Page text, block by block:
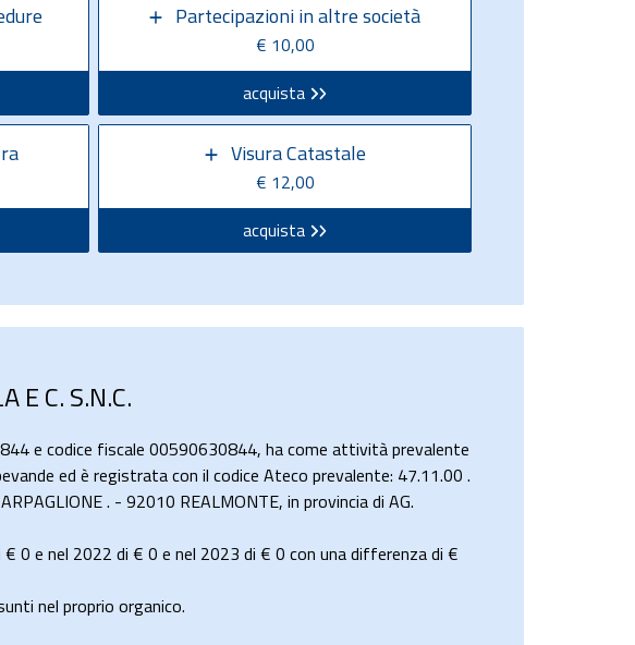
Partecipazioni in altre società
€ 10,00
acquista
Visura Catastale
€ 12,00
acquista
E C. S.N.C.
e codice fiscale 00590630844, ha come attività prevalente
ed è registrata con il codice Ateco prevalente: 47.11.00 .
. - 92010 REALMONTE, in provincia di AG.
€ 0 e nel 2022 di € 0 e nel 2023 di € 0 con una differenza di €
nel proprio organico.